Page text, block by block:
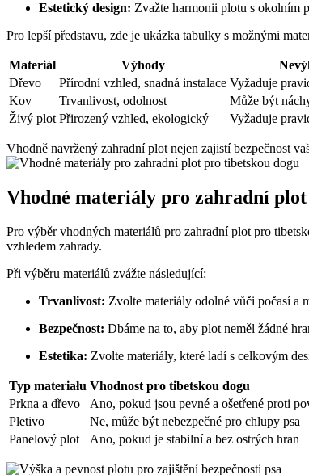
Estetický design: Zvažte harmonii plotu s okolním
Pro lepší představu, zde je ukázka tabulky s možnými
Materiál Výhody
Dřevo
Přírodní vzhled, snadná instalace Vyžaduje
Kov
Trvanlivost, odolnost
Může být
Živý plot Přirozený vzhled, ekologický Vyžaduje
Vhodně navržený zahradní plot nejen zajistí bezpečnost
Vhodné materiály pro zahradní
Pro výběr vhodných materiálů pro zahradní plot pro
vzhledem zahrady.
Při výběru materiálů zvážte následující:
Trvanlivost: Zvolte materiály odolné vůči počasí a
Bezpečnost: Dbáme na to, aby plot neměl žádné
Estetika: Zvolte materiály, které ladí s celkovým
Typ materiału Vhodnost pro tibetskou dogu
Prkna a dřevo
Ano, pokud jsou pevné a ošetřené proti
Pletivo
Ne, může být nebezpečné pro chlupy psa
Panelový plot
Ano, pokud je stabilní a bez ostrých hran